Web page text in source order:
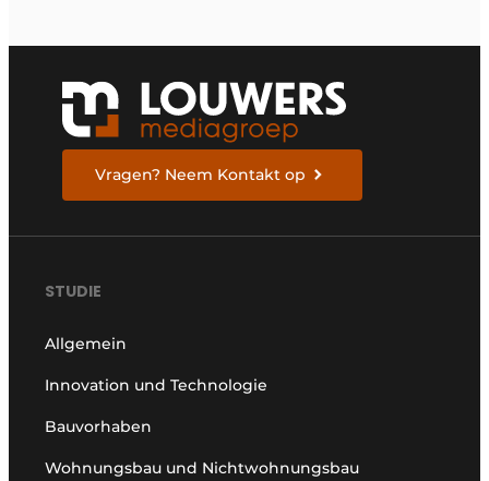
Vragen? Neem Kontakt op
STUDIE
Allgemein
Innovation und Technologie
Bauvorhaben
Wohnungsbau und Nichtwohnungsbau